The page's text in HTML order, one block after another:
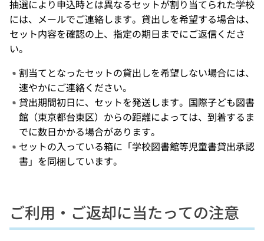
抽選により申込時とは異なるセットが割り当てられた学校
には、メールでご連絡します。貸出しを希望する場合は、
セット内容を確認の上、指定の期日までにご返信くださ
い。
割当てとなったセットの貸出しを希望しない場合には、
速やかにご連絡ください。
貸出期間初日に、セットを発送します。国際子ども図書
館（東京都台東区）からの距離によっては、到着するま
でに数日かかる場合があります。
セットの入っている箱に「学校図書館等児童書貸出承認
書」を同梱しています。
ご利用・ご返却に当たっての注意